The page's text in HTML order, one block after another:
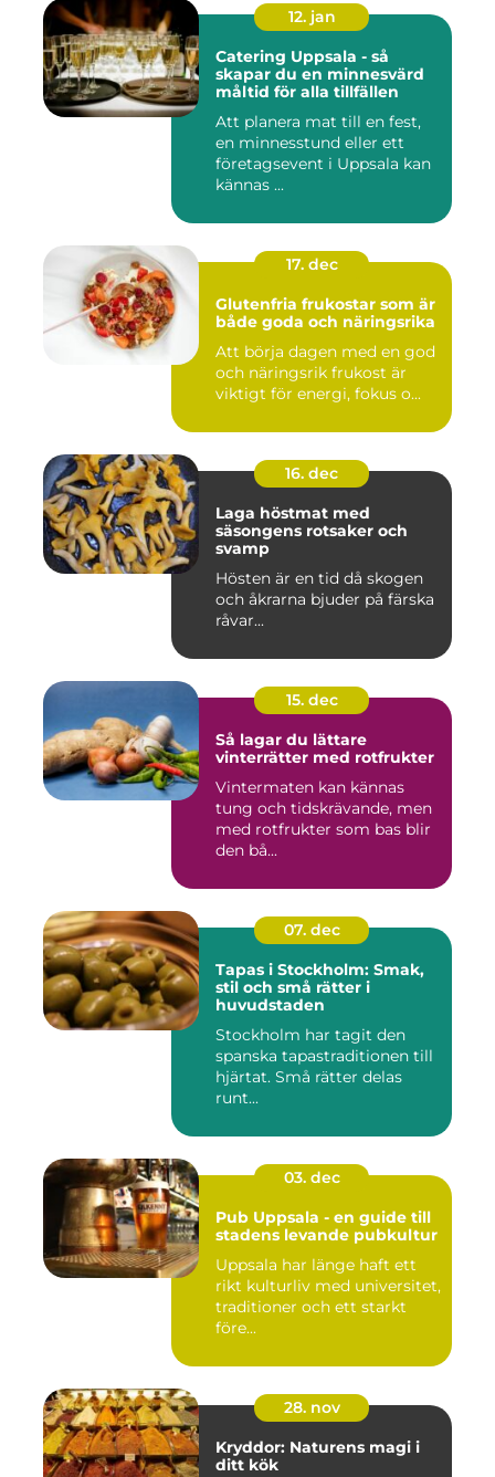
12. jan
Catering Uppsala - så
skapar du en minnesvärd
måltid för alla tillfällen
Att planera mat till en fest,
en minnesstund eller ett
företagsevent i Uppsala kan
kännas ...
17. dec
Glutenfria frukostar som är
både goda och näringsrika
Att börja dagen med en god
och näringsrik frukost är
viktigt för energi, fokus o...
16. dec
Laga höstmat med
säsongens rotsaker och
svamp
Hösten är en tid då skogen
och åkrarna bjuder på färska
råvar...
15. dec
Så lagar du lättare
vinterrätter med rotfrukter
Vintermaten kan kännas
tung och tidskrävande, men
med rotfrukter som bas blir
den bå...
07. dec
Tapas i Stockholm: Smak,
stil och små rätter i
huvudstaden
Stockholm har tagit den
spanska tapastraditionen till
hjärtat. Små rätter delas
runt...
03. dec
Pub Uppsala - en guide till
stadens levande pubkultur
Uppsala har länge haft ett
rikt kulturliv med universitet,
traditioner och ett starkt
före...
28. nov
Kryddor: Naturens magi i
ditt kök